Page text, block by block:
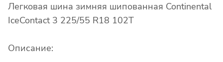
Легковая шина зимняя шипованная Continental
IceContact 3 225/55 R18 102T
Описание: